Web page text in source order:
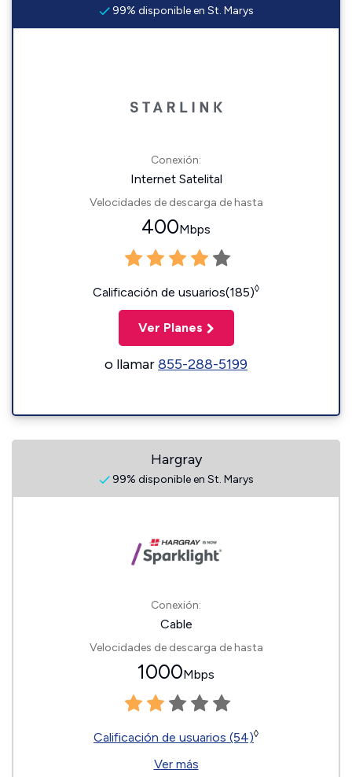
99% disponible en St. Marys
Conexión:
Internet Satelital
Velocidades de descarga de hasta
400Mbps
Calificación de usuarios(185)◊
Ver Planes
o llamar855-288-5199
Hargray
99% disponible en St. Marys
Conexión:
Cable
Velocidades de descarga de hasta
1000Mbps
Calificación de usuarios (54)◊
Ver más